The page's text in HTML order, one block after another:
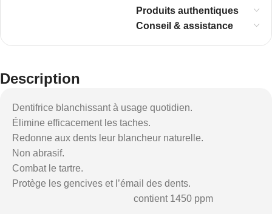
Produits authentiques
Conseil & assistance
Description
Dentifrice blanchissant à usage quotidien.
Élimine efficacement les taches.
Redonne aux dents leur blancheur naturelle.
Non abrasif.
Combat le tartre.
Protège les gencives et l’émail des dents.
contient 1450 ppm